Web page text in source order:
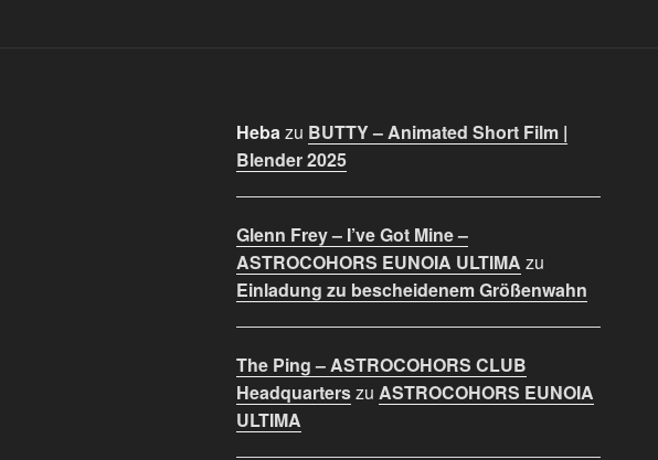
Hebazu BUTTY – Animated Short Film |
Blender 2025
Glenn Frey – I’ve Got Mine –
ASTROCOHORS EUNOIA ULTIMA zu
Einladung zu bescheidenem Größenwahn
The Ping – ASTROCOHORS CLUB
Headquarterszu ASTROCOHORS EUNOIA
ULTIMA